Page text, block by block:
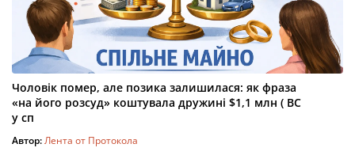
Чоловік помер, але позика залишилася: як фраза
«на його розсуд» коштувала дружині $1,1 млн ( ВС
у сп
Автор:Лента от Протокола